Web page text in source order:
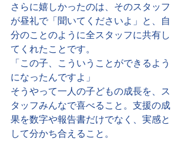
さらに嬉しかったのは、そのスタッフ
が昼礼で「聞いてくださいよ」と、自
分のことのように全スタッフに共有し
てくれたことです。
「この子、こういうことができるよう
になったんですよ」
そうやって一人の子どもの成長を、ス
タッフみんなで喜べること。支援の成
果を数字や報告書だけでなく、実感と
して分かち合えること。